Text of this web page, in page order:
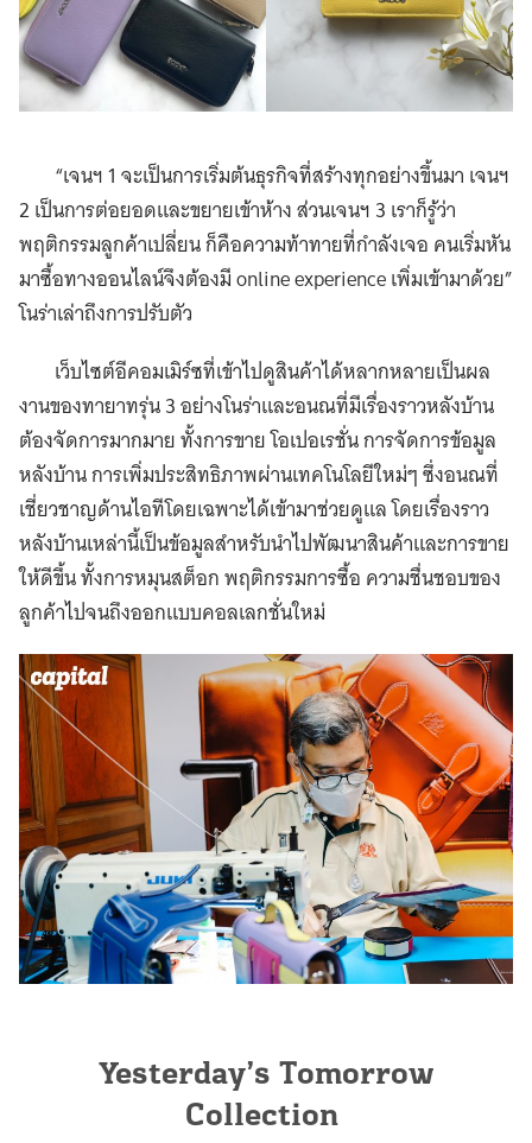
“เจนฯ 1 จะเป็นการเริ่มต้นธุรกิจที่สร้างทุกอย่างขึ้นมา เจนฯ
2 เป็นการต่อยอดและขยายเข้าห้าง ส่วนเจนฯ 3 เราก็รู้ว่า
พฤติกรรมลูกค้าเปลี่ยน ก็คือความท้าทายที่กำลังเจอ คนเริ่มหัน
มาซื้อทางออนไลน์จึงต้องมี online experience เพิ่มเข้ามาด้วย”
โนร่าเล่าถึงการปรับตัว
เว็บไซต์อีคอมเมิร์ซที่เข้าไปดูสินค้าได้หลากหลายเป็นผล
งานของทายาทรุ่น 3 อย่างโนร่าและอนณที่มีเรื่องราวหลังบ้าน
ต้องจัดการมากมาย ทั้งการขาย โอเปอเรชั่น การจัดการข้อมูล
หลังบ้าน การเพิ่มประสิทธิภาพผ่านเทคโนโลยีใหม่ๆ ซึ่งอนณที่
เชี่ยวชาญด้านไอทีโดยเฉพาะได้เข้ามาช่วยดูแล โดยเรื่องราว
หลังบ้านเหล่านี้เป็นข้อมูลสำหรับนำไปพัฒนาสินค้าและการขาย
ให้ดีขึ้น ทั้งการหมุนสต็อก พฤติกรรมการซื้อ ความชื่นชอบของ
ลูกค้าไปจนถึงออกแบบคอลเลกชั่นใหม่
Yesterday’s Tomorrow
Collection